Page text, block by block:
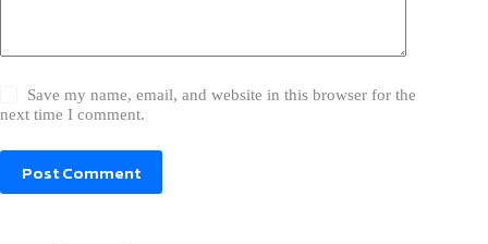
Save my name, email, and website in this browser for the
next time I comment.
Post Comment